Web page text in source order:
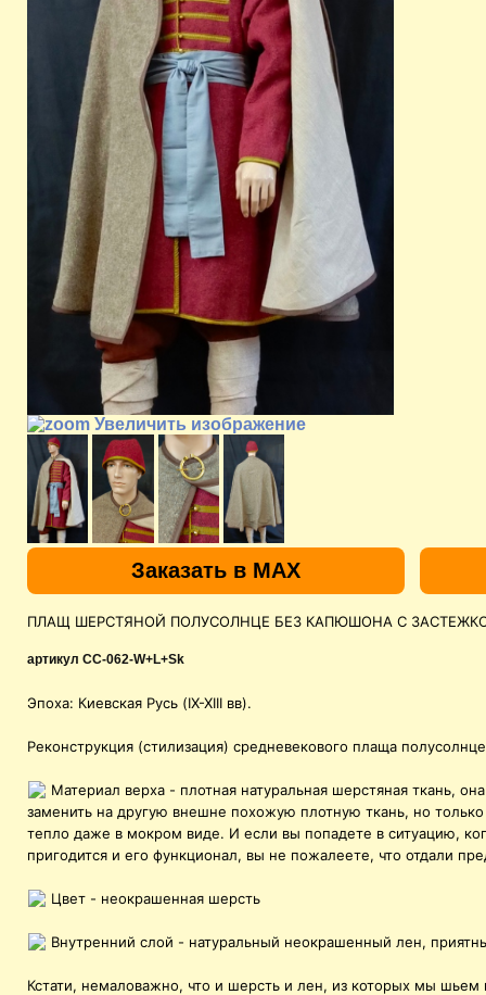
Увеличить изображение
Заказать в MAX
ПЛАЩ ШЕРСТЯНОЙ ПОЛУСОЛНЦЕ БЕЗ КАПЮШОНА С
артикул CC-062-W+L+Sk
Эпоха: Киевская Русь (IX-XIII вв).
Реконструкция (стилизация) средневекового плаща
Материал верха - плотная натуральная шерстяная ткань,
заменить на другую внешне похожую плотную ткань, но
тепло даже в мокром виде. И если вы попадете в ситуацию,
пригодится и его функционал, вы не пожалеете, что отдали
Цвет - неокрашенная шерсть
Внутренний слой - натуральный неокрашенный лен,
Кстати, немаловажно, что и шерсть и лен, из которых мы